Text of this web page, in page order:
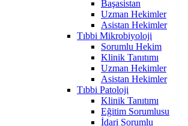
Başasistan
Uzman Hekimler
Asistan Hekimler
Tıbbi Mikrobiyoloji
Sorumlu Hekim
Klinik Tanıtımı
Uzman Hekimler
Asistan Hekimler
Tıbbi Patoloji
Klinik Tanıtımı
Eğitim Sorumlusu
İdari Sorumlu